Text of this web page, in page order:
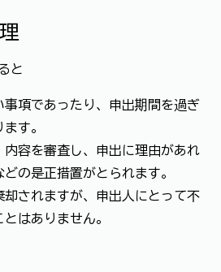
と
事項であったり、申出期間を過ぎ
す。
内容を審査し、申出に理由があれ
の是正措置がとられます。
却されますが、申出人にとって不
はありません。